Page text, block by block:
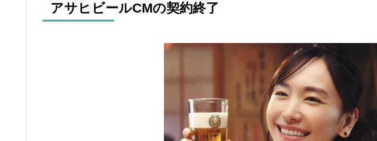
アサヒビールCMの契約終了